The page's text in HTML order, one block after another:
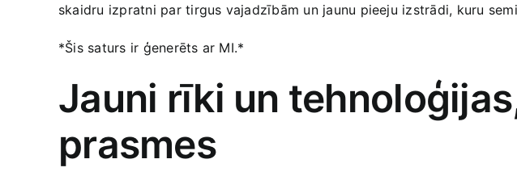
skaidru izpratni par tirgus ​vajadzībām un jaunu ‌pieeju izstrādi, kuru
*Šis ‍saturs ir ģenerēts‌ ar MI.*
Jauni rīki un
prasmes